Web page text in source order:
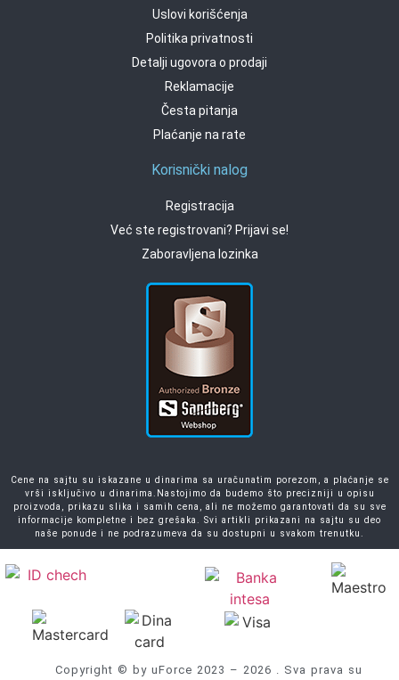
Uslovi korišćenja
Politika privatnosti
Detalji ugovora o prodaji
Reklamacije
Česta pitanja
Plaćanje na rate
Korisnički nalog
Registracija
Već ste registrovani? Prijavi se!
Zaboravljena lozinka
Cene na sajtu su iskazane u dinarima sa uračunatim porezom, a plaćanje se
vrši isključivo u dinarima.Nastojimo da budemo što precizniji u opisu
proizvoda, prikazu slika i samih cena, ali ne možemo garantovati da su sve
informacije kompletne i bez grešaka. Svi artikli prikazani na sajtu su deo
naše ponude i ne podrazumeva da su dostupni u svakom trenutku.
Copyright © by uForce 2023 – 2026 . Sva prava su